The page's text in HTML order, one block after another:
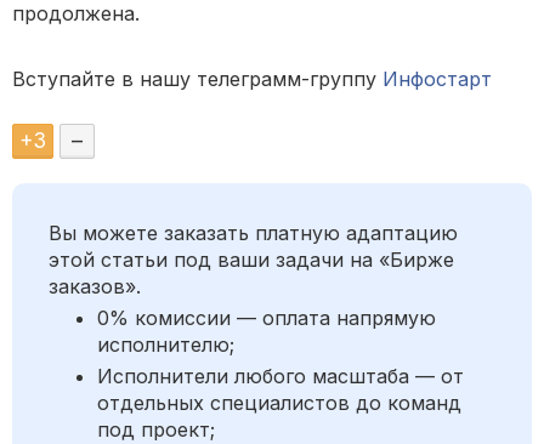
продолжена.
Вступайте в нашу телеграмм-группу Инфостарт
+3 –
Вы можете заказать платную адаптацию
этой статьи под ваши задачи на «Бирже
заказов».
0% комиссии — оплата напрямую
исполнителю;
Исполнители любого масштаба — от
отдельных специалистов до команд
под проект;